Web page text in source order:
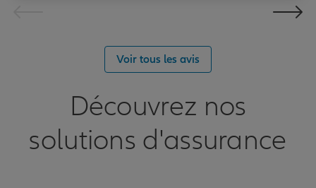
Voir tous les avis
Découvrez nos
solutions d'assurance